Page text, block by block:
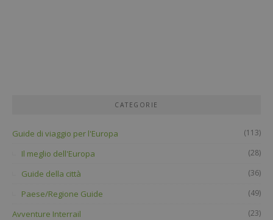
CATEGORIE
Guide di viaggio per l'Europa (113)
Il meglio dell'Europa (28)
Guide della città (36)
Paese/Regione Guide (49)
Avventure Interrail (23)